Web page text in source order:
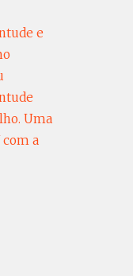
e
Uma
com a